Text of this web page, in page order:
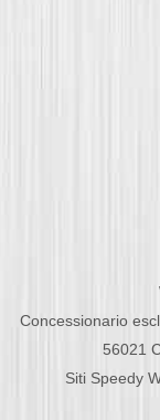
Concessionario
56021
Siti Speedy